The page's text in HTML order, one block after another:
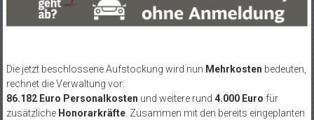
Die jetzt beschlossene Aufstockung wird nun Mehrkosten bedeuten,
rechnet die Verwaltung vor:
86.182 Euro Personalkosten und weitere rund 4.000 Euro für
zusätzliche Honorarkräfte. Zusammen mit den bereits eingeplanten